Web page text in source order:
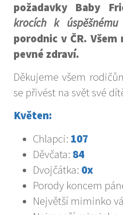
požadavky Baby
krocích k
porodnic v ČR.
pevné zdraví.
Děkujeme všem
se přivést na svět své
Květen:
Chlapci: 107
Děvčata: 84
Dvojčátka: 0x
Porody koncem
Největší miminko